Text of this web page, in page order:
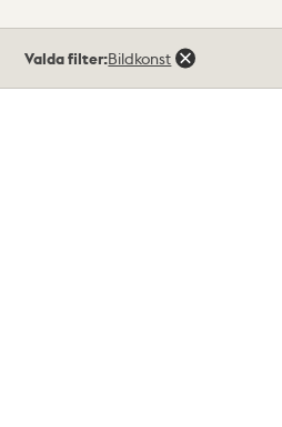
träffar
Valda filter:Bildkonst